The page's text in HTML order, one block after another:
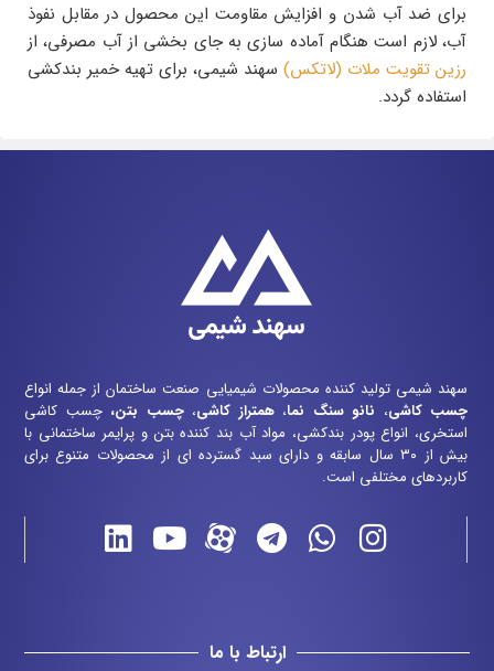
برای ضد آب شدن و افزایش مقاومت این محصول در مقابل نفوذ
آب، لازم است هنگام آماده سازی به جای بخشی از آب مصرفی، از
رزین تقویت ملات (لاتکس) سهند شیمی، برای تهیه خمیر بندکشی
استفاده گردد.
سهند شیمی تولید کننده محصولات شیمیایی صنعت ساختمان از جمله انواع
چسب کاشی، نانو سنگ نما، همتراز کاشی،چسب بتن، چسب کاشی
استخری، انواع پودر بندکشی، مواد آب بند کننده بتن و پرایمر ساختمانی با
بیش از ۳۰ سال سابقه و دارای سبد گسترده ای از محصولات متنوع برای
کاربردهای مختلفی است.
ارتباط با ما